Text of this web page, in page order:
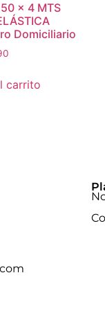
x 4 MTS
Domiciliario
carrito